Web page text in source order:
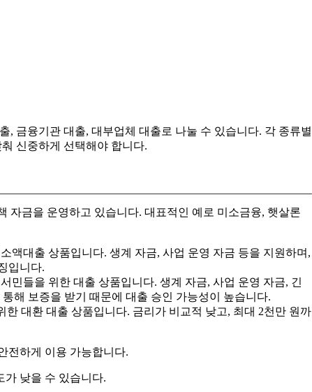
, 금융기관 대출, 대부업체 대출로 나눌 수 있습니다. 각 종류별
신중하게 선택해야 합니다.
자금을 운영하고 있습니다. 대표적인 예로 미소금융, 햇살론
액대출 상품입니다. 생계 자금, 사업 운영 자금 등을 지원하며,
입니다.
민들을 위한 대출 상품입니다. 생계 자금, 사업 운영 자금, 긴
해 보증을 받기 때문에 대출 승인 가능성이 높습니다.
한 대환 대출 상품입니다. 금리가 비교적 낮고, 최대 2천만 원까
전하게 이용 가능합니다.
가 낮을 수 있습니다.